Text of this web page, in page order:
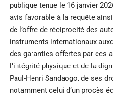
publique tenue le 16 janvier
avis favorable à la requête
de l’offre de réciprocité des
instruments internationaux
des garanties offertes par ces
l’intégrité physique et de la
Paul-Henri Sandaogo, de ses
notamment celui d’un procès